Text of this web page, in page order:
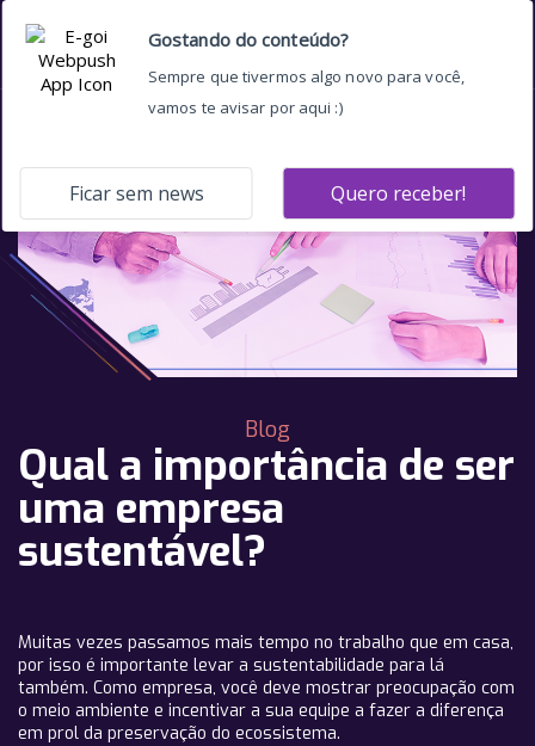
Blog
Qual a importância de ser
uma empresa
sustentável?
Muitas vezes passamos mais tempo no trabalho que em casa,
por isso é importante levar a sustentabilidade para lá
também. Como empresa, você deve mostrar preocupação com
o meio ambiente e incentivar a sua equipe a fazer a diferença
em prol da preservação do ecossistema.